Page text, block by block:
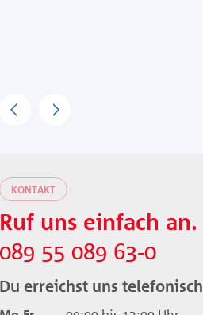
Previous
KONTAKT
Ruf uns einfach an.
089 55 089 63-0
Du erreichst uns telefonisch